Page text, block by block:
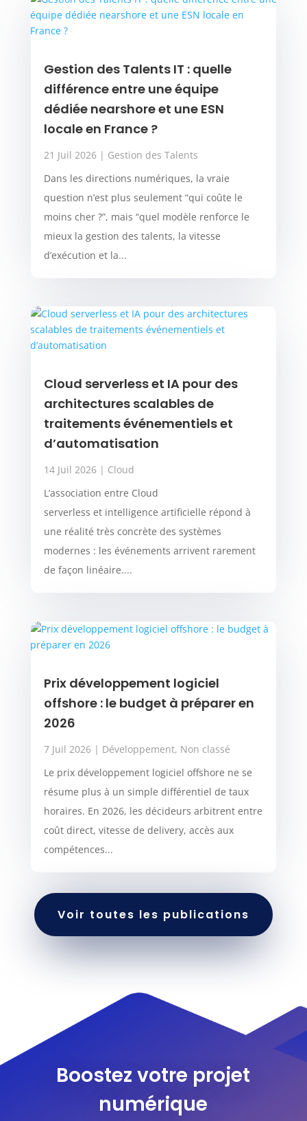
Gestion des Talents IT : quelle
différence entre une équipe
dédiée nearshore et une ESN
locale en France ?
21 Juil 2026| Gestion des Talents
Dans les directions numériques, la vraie
question n’est plus seulement “qui coûte le
moins cher ?”, mais “quel modèle renforce le
mieux la gestion des talents, la vitesse
d’exécution et la...
Cloud serverless et IA pour des
architectures scalables de
traitements événementiels et
d’automatisation
14 Juil 2026| Cloud
L’association entre Cloud
serverless et intelligence artificielle répond à
une réalité très concrète des systèmes
modernes : les événements arrivent rarement
de façon linéaire....
Prix développement logiciel
offshore : le budget à préparer en
2026
7 Juil 2026| Développement, Non classé
Le prix développement logiciel offshore ne se
résume plus à un simple différentiel de taux
horaires. En 2026, les décideurs arbitrent entre
coût direct, vitesse de delivery, accès aux
compétences...
Voir toutes les publications
Boostez votre projet
numérique